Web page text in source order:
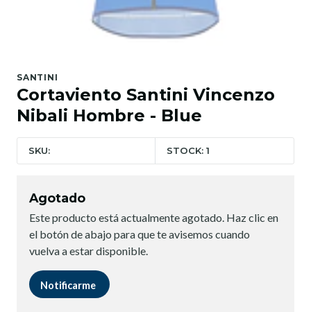
SANTINI
Cortaviento Santini Vincenzo
Nibali Hombre - Blue
SKU: STOCK: 1
Agotado
Este producto está actualmente agotado. Haz clic en
el botón de abajo para que te avisemos cuando
vuelva a estar disponible.
Notificarme